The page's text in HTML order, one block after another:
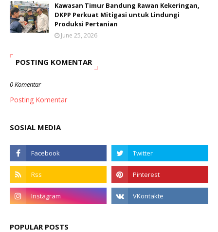
Kawasan Timur Bandung Rawan Kekeringan,
DKPP Perkuat Mitigasi untuk Lindungi
Produksi Pertanian
June 25, 2026
POSTING KOMENTAR
0 Komentar
Posting Komentar
SOSIAL MEDIA
POPULAR POSTS